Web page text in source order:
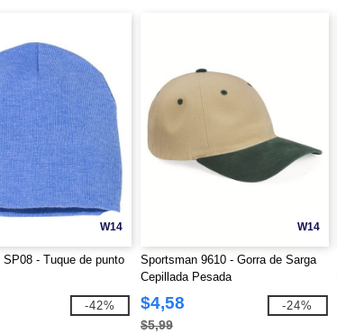
W14
- Tuque de punto
-42%
W14
Sportsman 9610 - Gorra de Sarga
Cepillada Pesada
$4,58
$5,99
-24%